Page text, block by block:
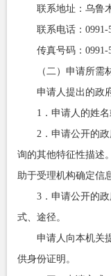
联系地址：乌鲁
联系电话：0991-
传真号码：0991-
（二）申请所需
申请人提出的政
1．申请人的姓
2．申请公开的
询的其他特征性描述
助于受理机构确定信
3．申请公开的
式、途径。
申请人向本机关
供身份证明。